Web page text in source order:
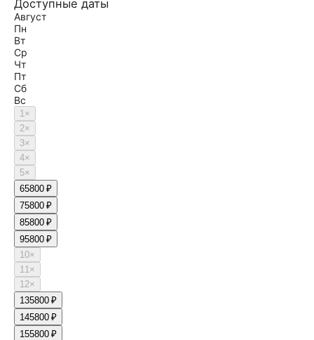
Доступные даты
Август
Пн
Вт
Ср
Чт
Пт
Сб
Вс
1×
2×
3×
4×
5×
65800 ₽
75800 ₽
85800 ₽
95800 ₽
10×
11×
12×
135800 ₽
145800 ₽
155800 ₽